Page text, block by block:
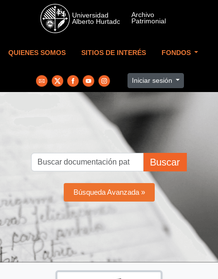
Skip to main content
QUIENES SOMOS SITIOS DE INTERÉS FONDOS
Iniciar sesión
Buscar
Búsqueda Avanzada »